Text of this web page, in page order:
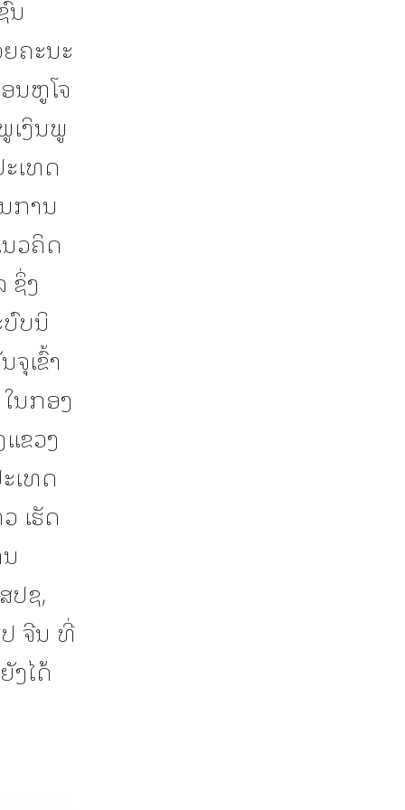
ນ
ຄະນະ
ນຫູໂຈ
ເງິນພູ
ເທດ
ການ
ວຄິດ
ຊຶ່ງ
ບນິ
ເຂົ້າ
ນກອງ
ຂວງ
ເທດ
ເຮັດ
ປຊ,
ຈີນ ທີ່
ງໄດ້